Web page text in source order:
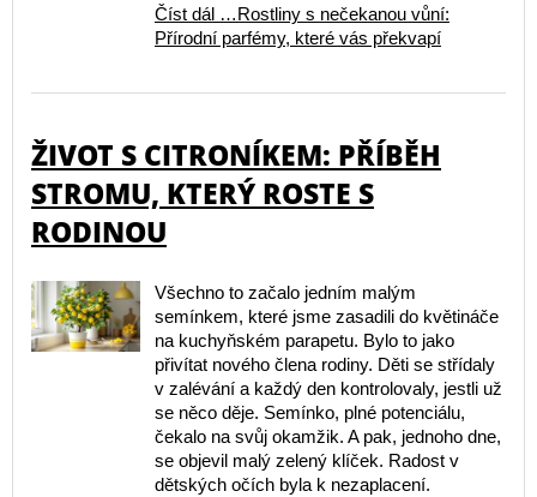
Číst dál …Rostliny s nečekanou vůní:
Přírodní parfémy, které vás překvapí
ŽIVOT S CITRONÍKEM: PŘÍBĚH
STROMU, KTERÝ ROSTE S
RODINOU
Všechno to začalo jedním malým
semínkem, které jsme zasadili do květináče
na kuchyňském parapetu. Bylo to jako
přivítat nového člena rodiny. Děti se střídaly
v zalévání a každý den kontrolovaly, jestli už
se něco děje. Semínko, plné potenciálu,
čekalo na svůj okamžik. A pak, jednoho dne,
se objevil malý zelený klíček. Radost v
dětských očích byla k nezaplacení.